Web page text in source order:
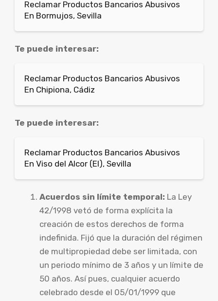
Reclamar Productos Bancarios Abusivos
En Bormujos, Sevilla
Te puede interesar:
Reclamar Productos Bancarios Abusivos
En Chipiona, Cádiz
Te puede interesar:
Reclamar Productos Bancarios Abusivos
En Viso del Alcor (El), Sevilla
Acuerdos sin límite temporal: La Ley
42/1998 vetó de forma explícita la
creación de estos derechos de forma
indefinida. Fijó que la duración del régimen
de multipropiedad debe ser limitada, con
un periodo mínimo de 3 años y un límite de
50 años. Así pues, cualquier acuerdo
celebrado desde el 05/01/1999 que